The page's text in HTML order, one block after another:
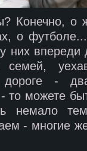
Конечно, о
о
них впереди
дороге -
можете
немало
- многие